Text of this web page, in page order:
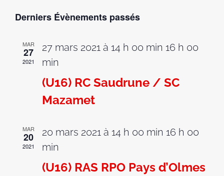
Sélectionnez
une
date.
Derniers Évènements passés
MAR
27
2021
27 mars 2021 à 14 h 00 min 16 h 00
min
(U16) RC Saudrune / SC
Mazamet
MAR
20
2021
20 mars 2021 à 14 h 00 min 16 h 00
min
(U16) RAS RPO Pays d’Olmes